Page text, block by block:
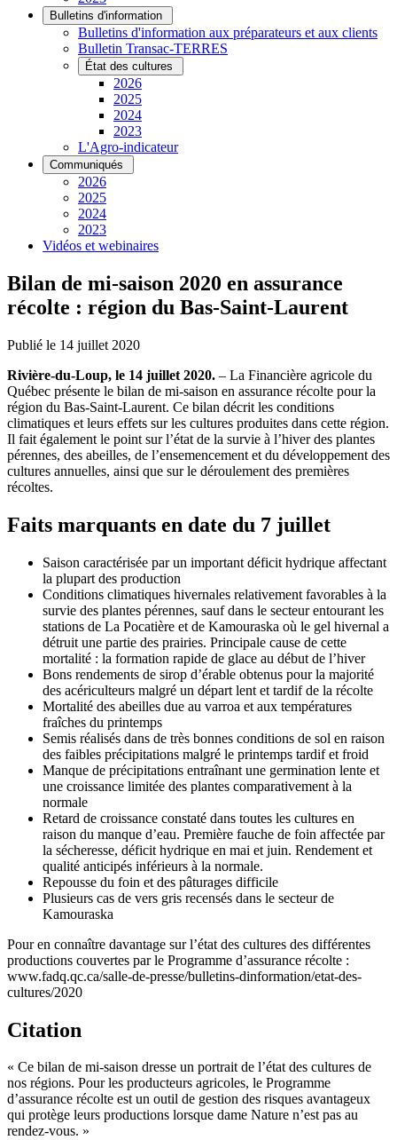
Bulletins d'information
Bulletins d'information aux préparateurs et aux clients
Bulletin Transac-TERRES
État des cultures
2026
2025
2024
2023
L'Agro-indicateur
Communiqués
2026
2025
2024
2023
Vidéos et webinaires
Bilan de mi-saison 2020 en assurance
récolte : région du Bas-Saint-Laurent
Publié le 14 juillet 2020
Rivière-du-Loup, le 14 juillet 2020. – La Financière agricole du
Québec présente le bilan de mi-saison en assurance récolte pour la
région du Bas-Saint-Laurent. Ce bilan décrit les conditions
climatiques et leurs effets sur les cultures produites dans cette région.
Il fait également le point sur l’état de la survie à l’hiver des plantes
pérennes, des abeilles, de l’ensemencement et du développement des
cultures annuelles, ainsi que sur le déroulement des premières
récoltes.
Faits marquants en date du 7 juillet
Saison caractérisée par un important déficit hydrique affectant
la plupart des production
Conditions climatiques hivernales relativement favorables à la
survie des plantes pérennes, sauf dans le secteur entourant les
stations de La Pocatière et de Kamouraska où le gel hivernal a
détruit une partie des prairies. Principale cause de cette
mortalité : la formation rapide de glace au début de l’hiver
Bons rendements de sirop d’érable obtenus pour la majorité
des acériculteurs malgré un départ lent et tardif de la récolte
Mortalité des abeilles due au varroa et aux températures
fraîches du printemps
Semis réalisés dans de très bonnes conditions de sol en raison
des faibles précipitations malgré le printemps tardif et froid
Manque de précipitations entraînant une germination lente et
une croissance limitée des plantes comparativement à la
normale
Retard de croissance constaté dans toutes les cultures en
raison du manque d’eau. Première fauche de foin affectée par
la sécheresse, déficit hydrique en mai et juin. Rendement et
qualité anticipés inférieurs à la normale.
Repousse du foin et des pâturages difficile
Plusieurs cas de vers gris recensés dans le secteur de
Kamouraska
Pour en connaître davantage sur l’état des cultures des différentes
productions couvertes par le Programme d’assurance récolte :
www.fadq.qc.ca/salle-de-presse/bulletins-dinformation/etat-des-
cultures/2020
Citation
« Ce bilan de mi-saison dresse un portrait de l’état des cultures de
nos régions. Pour les producteurs agricoles, le Programme
d’assurance récolte est un outil de gestion des risques avantageux
qui protège leurs productions lorsque dame Nature n’est pas au
rendez-vous. »